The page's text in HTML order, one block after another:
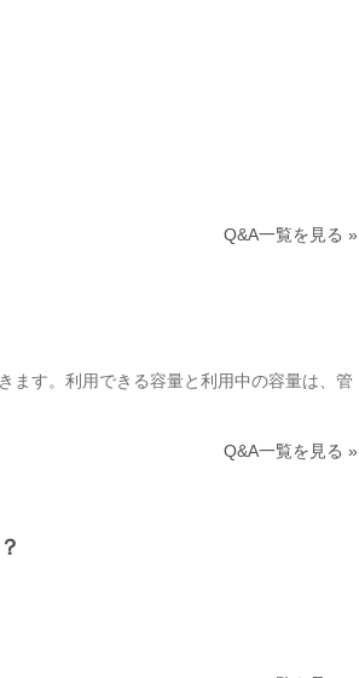
Q&A一覧を見る »
ます。利用できる容量と利用中の容量は、管
Q&A一覧を見る »